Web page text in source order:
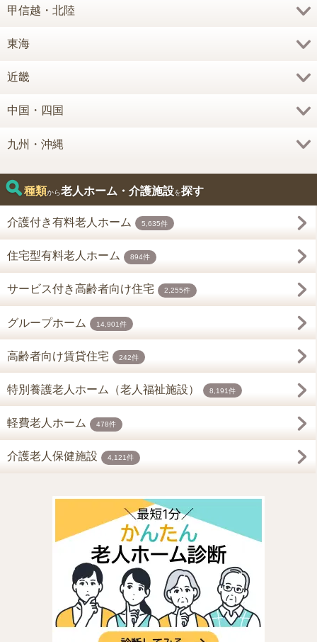
甲信越・北陸
東海
近畿
中国・四国
九州・沖縄
種類から老人ホーム・介護施設を探す
介護付き有料老人ホーム 5,635件
住宅型有料老人ホーム 894件
サービス付き高齢者向け住宅 2,255件
グループホーム 14,901件
高齢者向け賃貸住宅 242件
特別養護老人ホーム（老人福祉施設） 8,191件
軽費老人ホーム 478件
介護老人保健施設 4,121件